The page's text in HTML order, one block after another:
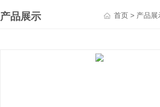
产品展示 首页 > 产品展